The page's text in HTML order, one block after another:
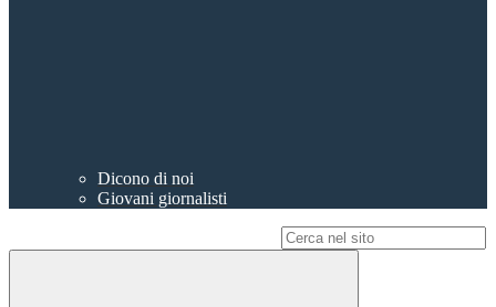
Dicono di noi
Giovani giornalisti